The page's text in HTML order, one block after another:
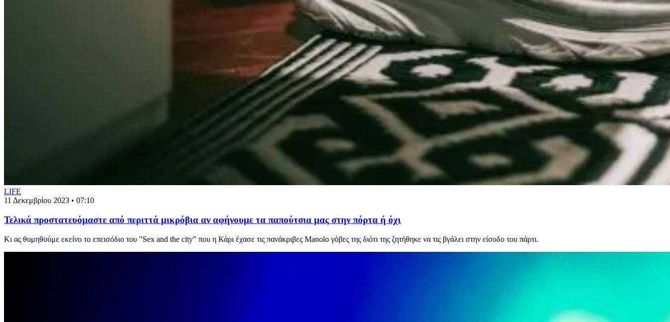
LIFE
11 Δεκεμβρίου 2023 • 07:10
Τελικά προστατευόμαστε από περιττά μικρόβια αν αφήνουμε τα παπούτσια μας στην πόρτα ή όχι
Κι ας θυμηθούμε εκείνο το επεισόδιο του "Sex and the city" που η Κάρι έχασε τις πανάκριβες Manolo γόβες της διότι της ζητήθηκε να τις βγάλει στην είσοδο του πάρτι.